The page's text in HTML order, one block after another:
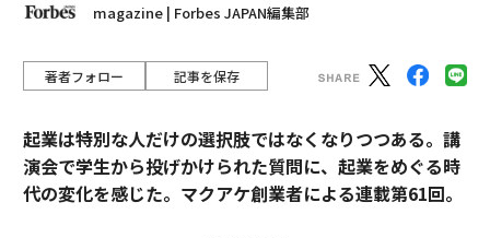
magazine | Forbes JAPAN編集部
著者フォロー 記事を保存
起業は特別な人だけの選択肢ではなくなりつつある。講
演会で学生から投げかけられた質問に、起業をめぐる時
代の変化を感じた。マクアケ創業者による連載第61回。